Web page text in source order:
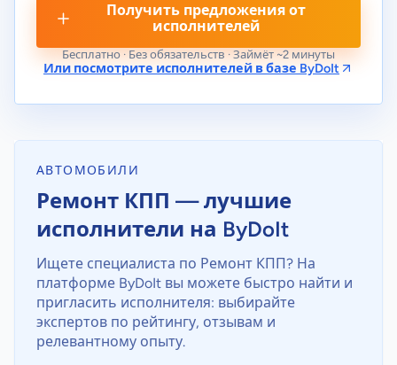
Получить предложения от
исполнителей
Бесплатно · Без обязательств · Займёт ~2 минуты
Или посмотрите исполнителей в базе ByDoIt
АВТОМОБИЛИ
Ремонт КПП — лучшие
исполнители на ByDoIt
Ищете специалиста по Ремонт КПП? На
платформе ByDoIt вы можете быстро найти и
пригласить исполнителя: выбирайте
экспертов по рейтингу, отзывам и
релевантному опыту.